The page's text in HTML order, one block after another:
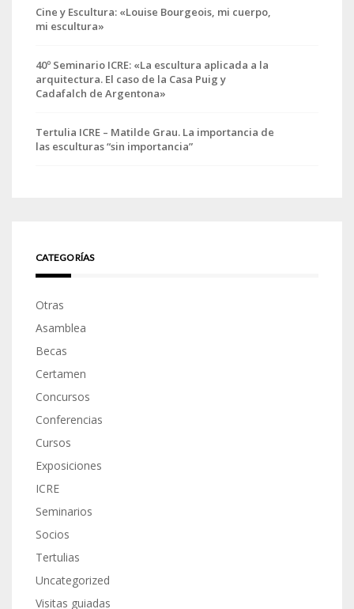
Cine y Escultura: «Louise Bourgeois, mi cuerpo,
mi escultura»
40º Seminario ICRE: «La escultura aplicada a la
arquitectura. El caso de la Casa Puig y
Cadafalch de Argentona»
Tertulia ICRE – Matilde Grau. La importancia de
las esculturas “sin importancia”
CATEGORÍAS
Otras
Asamblea
Becas
Certamen
Concursos
Conferencias
Cursos
Exposiciones
ICRE
Seminarios
Socios
Tertulias
Uncategorized
Visitas guiadas